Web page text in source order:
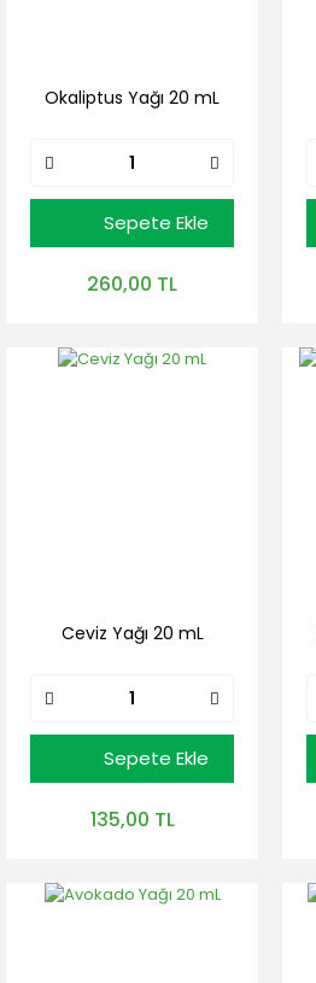
Okaliptus Yağı 20 mL
Sepete Ekle
260,00 TL
Ceviz Yağı 20 mL
Sepete Ekle
135,00 TL